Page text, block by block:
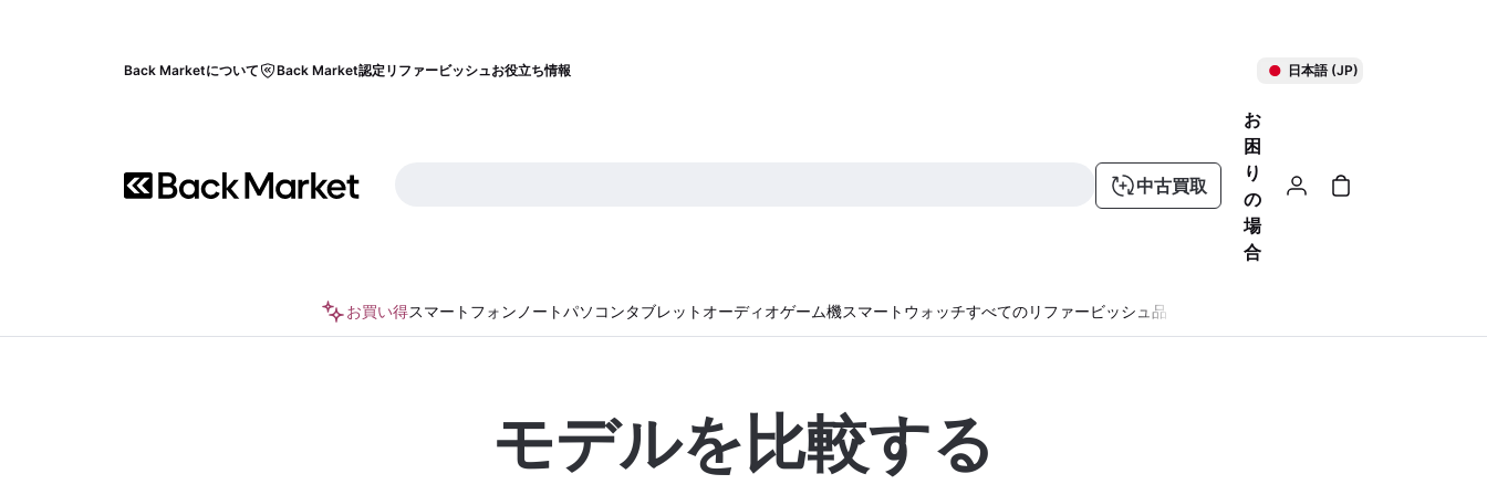
Back Marketについて Back Market認定リファービッシュお役立ち情報 日本語 (JP)
中古買取
お
困
り
の
場
合
お買い得スマートフォン ノートパソコンタブレット オーディオゲーム機スマートウォッチすべてのリファービッシュ品
モデルを比較する